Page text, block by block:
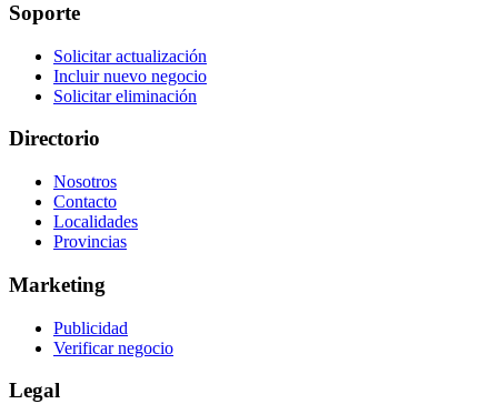
Soporte
Solicitar actualización
Incluir nuevo negocio
Solicitar eliminación
Directorio
Nosotros
Contacto
Localidades
Provincias
Marketing
Publicidad
Verificar negocio
Legal